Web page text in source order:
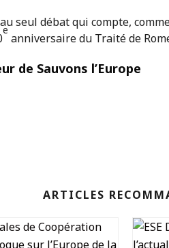
seul débat qui compte,
e
anniversaire du Traité de
de Sauvons l’Europe
ARTICLES